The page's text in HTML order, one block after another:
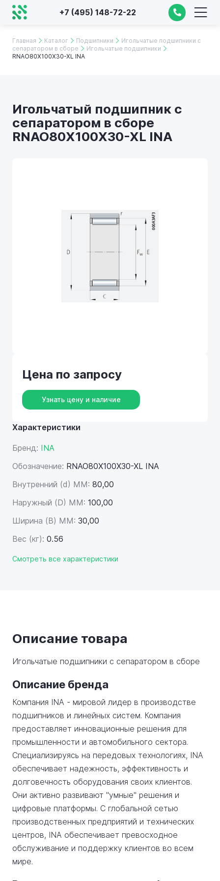
+7 (495) 148-72-22
Главная Каталог Подшипники
Игольчатые подшипники с
сепаратором в сборе
Игольчатые подшипники
RNAO80X100X30-XL INA
Игольчатый подшипник с
сепаратором в сборе
RNAO80X100X30-XL INA
Характеристики
Бренд: INA
Обозначение: RNAO80X100X30-XL INA
Внутренний (d) ММ: 80,00
Наружный (D) ММ: 100,00
Ширина (B) MM: 30,00
Вес (кг): 0.56
Смотреть все характеристики
Цена по запросу
Узнать цену и наличие
Описание товара
Игольчатые подшипники с сепаратором в сборе
Описание бренда
Компания INA - мировой лидер в производстве
подшипников и линейных систем. Компания
предоставляет инновационные решения для
промышленности и автомобильного сектора.
Специализируясь на передовых технологиях, INA
обеспечивает надежность, эффективность и
долговечность оборудования своих клиентов.
Они активно развивают "умные" решения и
цифровые платформы. С глобальной сетью
производственных предприятий и технических
центров, INA обеспечивает превосходное
обслуживание и поддержку клиентов во всем
мире.